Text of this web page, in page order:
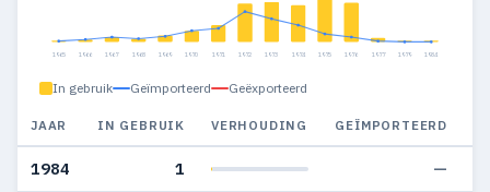
1965 1966 1967 1968 1969 1970 1971 1972 1973 1974 1975 1976 1977 1979 1984
In gebruik Geïmporteerd Geëxporteerd
JAAR IN GEBRUIK VERHOUDING GEÏMPORTEERD
1984 1 —